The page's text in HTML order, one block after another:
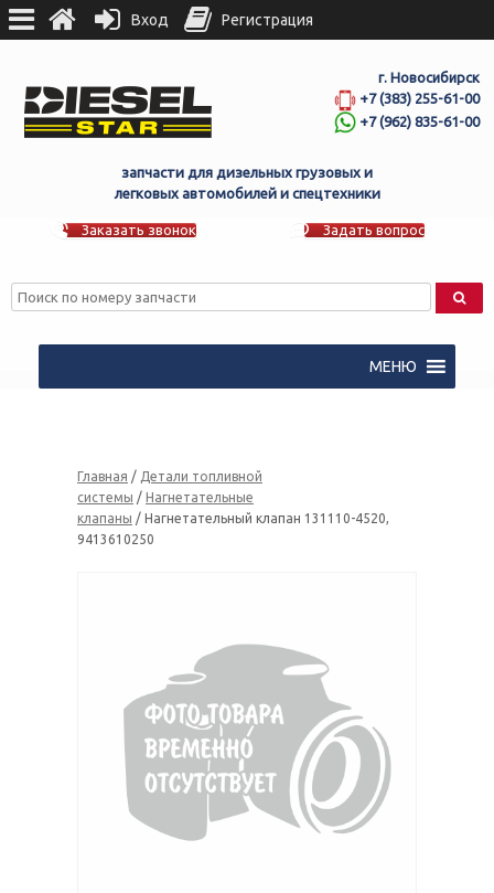
г. Новосибирск
+7 (383) 255-61-00
+7 (962) 835-61-00
запчасти для дизельных грузовых и
легковых автомобилей и спецтехники
Заказать звонок Задать вопрос
МЕНЮ
Главная / Детали топливной
системы / Нагнетательные
клапаны / Нагнетательный клапан 131110-4520,
9413610250
Вход Регистрация